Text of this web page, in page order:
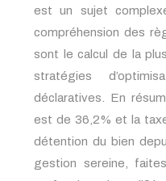
est un sujet
compréhension des
sont le calcul de la
stratégies
déclaratives. En
est de 36,2% et la
détention du bien
gestion sereine,